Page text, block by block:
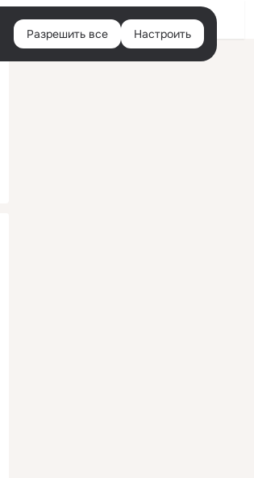
Войти
Разрешить все Настроить